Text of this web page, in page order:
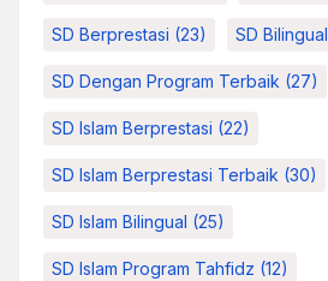
SD Berprestasi (23) SD Bilingual
SD Dengan Program Terbaik (27)
SD Islam Berprestasi (22)
SD Islam Berprestasi Terbaik (30)
SD Islam Bilingual (25)
SD Islam Program Tahfidz (12)